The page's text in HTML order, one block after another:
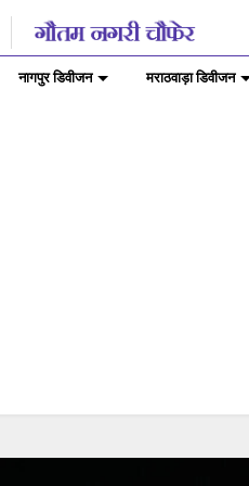
नागपुर डिवीजन मराठवाड़ा डिवीजन